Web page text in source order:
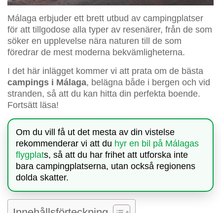
Málaga erbjuder ett brett utbud av campingplatser
för att tillgodose alla typer av resenärer, från de som
söker en upplevelse nära naturen till de som
föredrar de mest moderna bekvämligheterna.
I det här inlägget kommer vi att prata om de bästa
campings i Málaga, belägna både i bergen och vid
stranden, så att du kan hitta din perfekta boende.
Fortsätt läsa!
Om du vill få ut det mesta av din vistelse
rekommenderar vi att du hyr en bil på Málagas
flygplats, så att du har frihet att utforska inte
bara campingplatserna, utan också regionens
dolda skatter.